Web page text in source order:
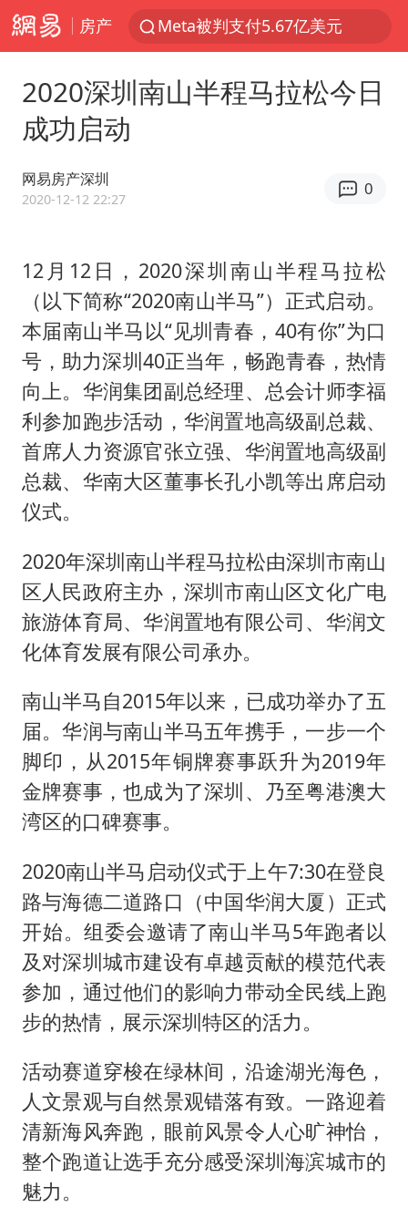
房产
阿根廷足协发文力挺因凡蒂诺
日本广岛民众举行游行反对政府行径
男子杀人后逃进深山21年活得像野人
日韩股市高开跳水 SK海力士下挫转跌
台风白海豚最新路径研判来了
OpenAI为免费用户升级GPT-5.6 Luna
船舶避风项目停工 多地全力防台风
我国编制完成新版全月地质图
“深圳地面沉降致车辆损坏”不实
奋进开新局 实干挑大梁
2020深圳南山半程马拉松今日
成功启动
网易房产深圳
2020-12-12 22:27
0
12月12日，2020深圳南山半程马拉松
（以下简称“2020南山半马”）正式启动。
本届南山半马以“见圳青春，40有你”为口
号，助力深圳40正当年，畅跑青春，热情
向上。华润集团副总经理、总会计师李福
利参加跑步活动，华润置地高级副总裁、
首席人力资源官张立强、华润置地高级副
总裁、华南大区董事长孔小凯等出席启动
仪式。
2020年深圳南山半程马拉松由深圳市南山
区人民政府主办，深圳市南山区文化广电
旅游体育局、华润置地有限公司、华润文
化体育发展有限公司承办。
南山半马自2015年以来，已成功举办了五
届。华润与南山半马五年携手，一步一个
脚印，从2015年铜牌赛事跃升为2019年
金牌赛事，也成为了深圳、乃至粤港澳大
湾区的口碑赛事。
2020南山半马启动仪式于上午7:30在登良
路与海德二道路口（中国华润大厦）正式
开始。组委会邀请了南山半马5年跑者以
及对深圳城市建设有卓越贡献的模范代表
参加，通过他们的影响力带动全民线上跑
步的热情，展示深圳特区的活力。
活动赛道穿梭在绿林间，沿途湖光海色，
人文景观与自然景观错落有致。一路迎着
清新海风奔跑，眼前风景令人心旷神怡，
整个跑道让选手充分感受深圳海滨城市的
魅力。